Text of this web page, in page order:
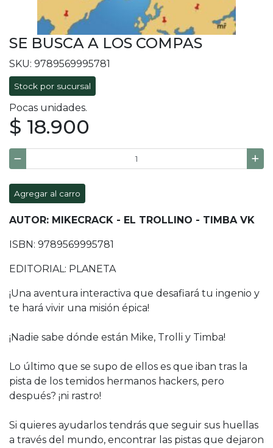
SE BUSCA A LOS COMPAS
SKU: 9789569995781
Stock por sucursal
Pocas unidades.
$ 18.900
Agregar al carro
AUTOR: MIKECRACK - EL TROLLINO - TIMBA VK
ISBN: 9789569995781
EDITORIAL: PLANETA
¡Una aventura interactiva que desafiará tu ingenio y
te hará vivir una misión épica!
¡Nadie sabe dónde están Mike, Trolli y Timba!
Lo último que se supo de ellos es que iban tras la
pista de los temidos hermanos hackers, pero
después? ¡ni rastro!
Si quieres ayudarlos tendrás que seguir sus huellas
a través del mundo, encontrar las pistas que dejaron